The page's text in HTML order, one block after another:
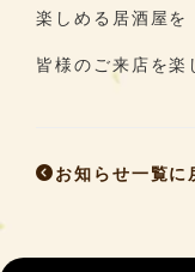
楽しめる居酒屋を
皆様のご来店を
お知らせ一覧に